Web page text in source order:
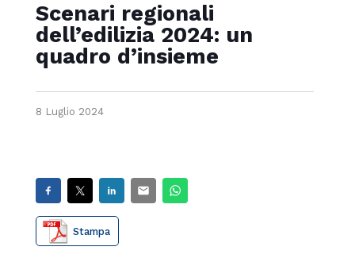
Scenari regionali
dell’edilizia 2024: un
quadro d’insieme
8 Luglio 2024
Stampa